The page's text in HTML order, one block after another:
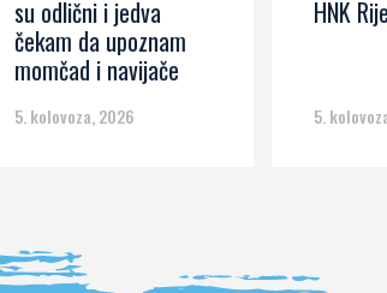
su odlični i jedva
čekam da upoznam
momčad i navijače
5. kolovoza, 2026
HNK
5.